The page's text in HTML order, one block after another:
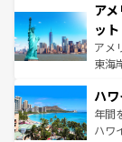
ンツ
の建
博物
こと
者向
着の
ア
ット
アメ
東海
のよ
ンメ
西部
ハワ
年間
ハワ